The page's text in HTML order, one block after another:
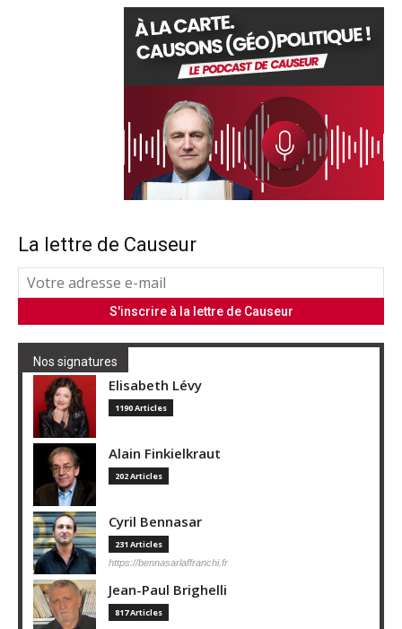
La lettre de Causeur
Nos signatures
Elisabeth Lévy
1190 Articles
Alain Finkielkraut
202 Articles
Cyril Bennasar
231 Articles
https://bennasarlaffranchi.fr
Jean-Paul Brighelli
817 Articles